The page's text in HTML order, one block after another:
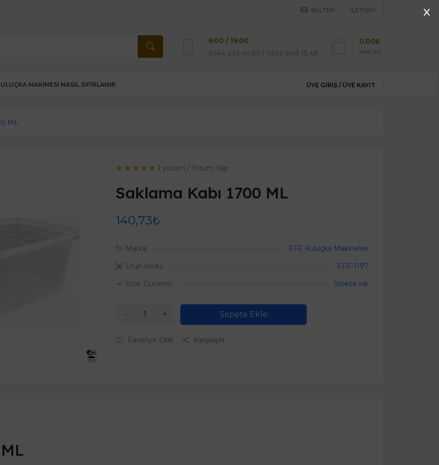
BÜLTEN İLETIŞIM
9:00 / 19:00
0544 232 4085 / 0242 606 15 49 adet (0)
0,00₺
MAKINESI NASIL SIFIRLANIR ÜYE GIRIŞ / ÜYE KAYIT
ML
1 yorum / Yorum Yap
Saklama Kabı 1700 ML
140,73₺
Marka:
EFE Kuluçka Makineleri
Ürün Kodu:
EFE-1197
Stok Durumu:
Stokta var
Sepete Ekle
Favoriye Ekle Karşılaştır